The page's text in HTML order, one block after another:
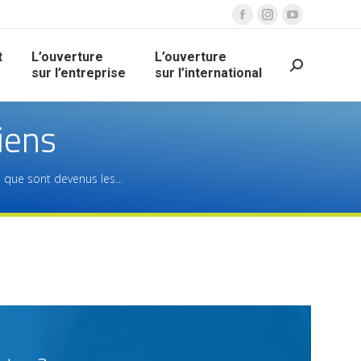
L’ouverture
sur l’entreprise
L’ouverture
sur l’international
que sont devenus les…